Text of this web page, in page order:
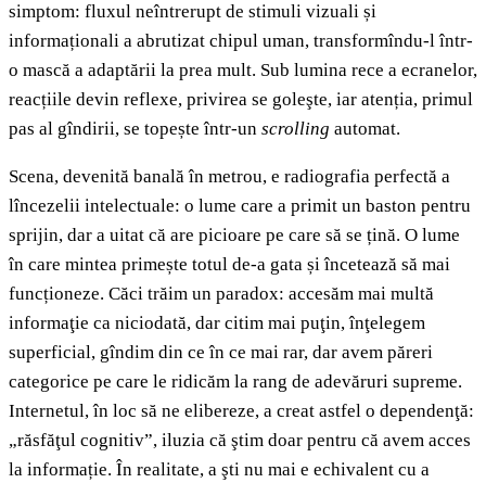
simptom: fluxul neîntrerupt de stimuli vizuali și
informaționali a abrutizat chipul uman, transformîndu-l într-
o mască a adaptării la prea mult. Sub lumina rece a ecranelor,
reacțiile devin reflexe, privirea se goleşte, iar atenția, primul
pas al gîndirii, se topește într-un scrolling automat.
Scena, devenită banală în metrou, e radiografia perfectă a
lîncezelii intelectuale: o lume care a primit un baston pentru
sprijin, dar a uitat că are picioare pe care să se țină. O lume
în care mintea primește totul de-a gata și încetează să mai
funcționeze. Căci trăim un paradox: accesăm mai multă
informaţie ca niciodată, dar citim mai puţin, înţelegem
superficial, gîndim din ce în ce mai rar, dar avem păreri
categorice pe care le ridicăm la rang de adevăruri supreme.
Internetul, în loc să ne elibereze, a creat astfel o dependenţă:
„răsfăţul cognitiv”, iluzia că ştim doar pentru că avem acces
la informație. În realitate, a şti nu mai e echivalent cu a